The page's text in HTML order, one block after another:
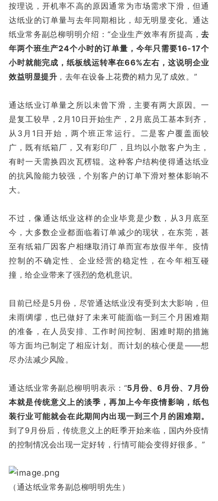
按理说，开机率不高的原因通常为市场需求下滑，但通
达纸业的订单量与去年同期相比，却无明显变化。通达
纸业常务副总柳明明介绍：“企业生产效率有所提高，去
年两个班生产24个小时的订单量，今年只需要16-17个
小时就能完成，纸板线运转率在66%左右，这说明企业
效益明显提升 ，去年在设备上花费的精力见了成效。”
通达纸业订单量之所以未曾下滑，主要有两大原因。一
是复工较早，2月10日开始生产，2月底员工基本到齐，
从3月1日开始，两个班正常运行。二是客户覆盖面较
广，既有纸箱厂，又有彩印厂，且均以小散客户为主，
有时一天需换四次瓦楞辊。这种客户结构使得通达纸业
的抗风险能力较强，个别客户的订单下滑对整体影响不
大。
不过，像通达纸业这样的企业毕竟是少数，从3月底至
今，大多数企业都面临着订单减少的现状，在东莞，甚
至有纸箱厂因客户相继取消订单而宣布放假半年。疫情
控制的不确定性、企业经营的稳定性，在今年相互碰
撞，给企业带来了强烈的危机意识。
目前已经是5月份，尽管通达纸业没有受到太大影响，但
未雨绸缪，也已做好了未来可能面临一到三个月困难期
的准备，在人员安排、工作时间控制、困难时期的措施
等方面均已制定了相应计划。而计划的核心便是——想
尽办法减少风险。
通达纸业常务副总柳明明表示：“5月份、6月份、7月份
本就是传统意义上的淡季，再加上今年疫情影响，纸包
装行业可能就会在此期间内出现一到三个月的困难期。
到了9月份后，传统意义上的旺季开始来临，国内外疫情
的控制情况会出现一定好转，行情可能会变得好很多。”
（通达纸业常务副总柳明明先生）